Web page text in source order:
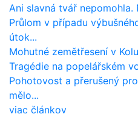
Ani slavná tvář nepomohla.
Průlom v případu
útok...
Mohutné zemětřesení v
Tragédie na popelářském
Pohotovost a přerušený
mělo...
viac článkov